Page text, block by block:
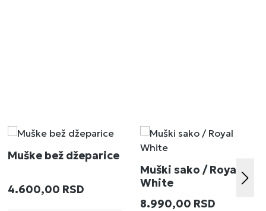
Muške bež džeparice
Redovna cena:
4.600,00 RSD
Muški sako / Royal
White
Redovna cena:
8.990,00 RSD